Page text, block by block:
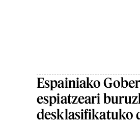
Espainiako
espiatzeari
desklasifikatuko